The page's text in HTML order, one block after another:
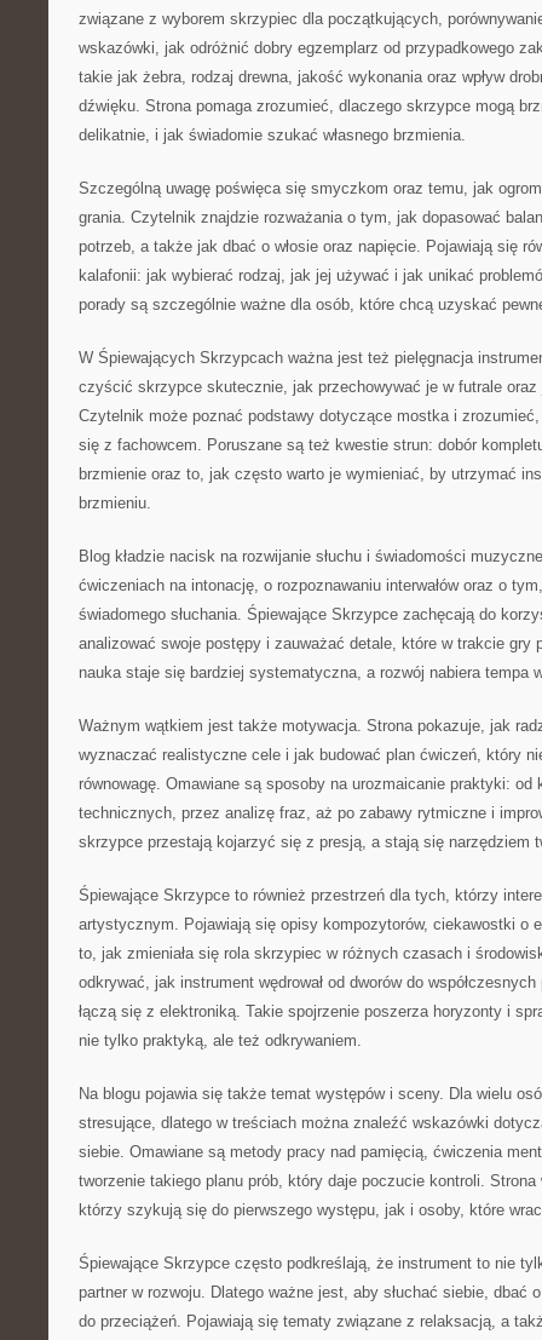
związane z wyborem skrzypiec dla początkujących,
wskazówki, jak odróżnić dobry egzemplarz od przypadkowego
takie jak żebra, rodzaj drewna, jakość wykonania oraz wpływ
dźwięku. Strona pomaga zrozumieć, dlaczego skrzypce mogą
delikatnie, i jak świadomie szukać własnego brzmienia.
Szczególną uwagę poświęca się smyczkom oraz temu, jak
grania. Czytelnik znajdzie rozważania o tym, jak dopasować
potrzeb, a także jak dbać o włosie oraz napięcie. Pojawiają się
kalafonii: jak wybierać rodzaj, jak jej używać i jak unikać
porady są szczególnie ważne dla osób, które chcą uzyskać
W Śpiewających Skrzypcach ważna jest też pielęgnacja
czyścić skrzypce skutecznie, jak przechowywać je w futrale
Czytelnik może poznać podstawy dotyczące mostka i
się z fachowcem. Poruszane są też kwestie strun: dobór
brzmienie oraz to, jak często warto je wymieniać, by utrzymać
brzmieniu.
Blog kładzie nacisk na rozwijanie słuchu i świadomości
ćwiczeniach na intonację, o rozpoznawaniu interwałów oraz o
świadomego słuchania. Śpiewające Skrzypce zachęcają do
analizować swoje postępy i zauważać detale, które w trakcie gry
nauka staje się bardziej systematyczna, a rozwój nabiera tempa
Ważnym wątkiem jest także motywacja. Strona pokazuje, jak
wyznaczać realistyczne cele i jak budować plan ćwiczeń, który
równowagę. Omawiane są sposoby na urozmaicanie praktyki: od
technicznych, przez analizę fraz, aż po zabawy rytmiczne i
skrzypce przestają kojarzyć się z presją, a stają się narzędziem
Śpiewające Skrzypce to również przestrzeń dla tych, którzy
artystycznym. Pojawiają się opisy kompozytorów, ciekawostki o
to, jak zmieniała się rola skrzypiec w różnych czasach i
odkrywać, jak instrument wędrował od dworów do
łączą się z elektroniką. Takie spojrzenie poszerza horyzonty i
nie tylko praktyką, ale też odkrywaniem.
Na blogu pojawia się także temat występów i sceny. Dla wielu
stresujące, dlatego w treściach można znaleźć wskazówki
siebie. Omawiane są metody pracy nad pamięcią, ćwiczenia
tworzenie takiego planu prób, który daje poczucie kontroli.
którzy szykują się do pierwszego występu, jak i osoby, które
Śpiewające Skrzypce często podkreślają, że instrument to nie
partner w rozwoju. Dlatego ważne jest, aby słuchać siebie, dbać
do przeciążeń. Pojawiają się tematy związane z relaksacją, a